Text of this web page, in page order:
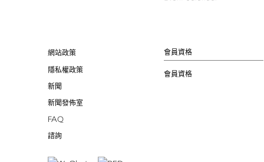
網站政策
隱私權政策
新聞
新聞發佈室
FAQ
諮詢
會員資格
會員資格